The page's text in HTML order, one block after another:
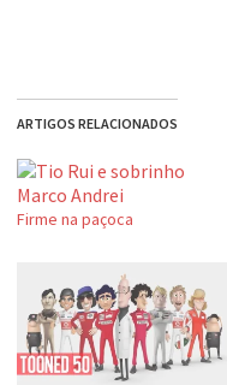
ARTIGOS RELACIONADOS
Firme na paçoca